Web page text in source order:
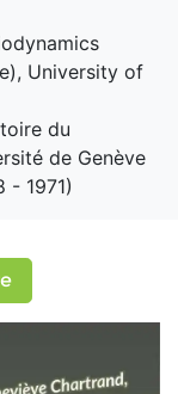
University of
du
de Genève
- 1971)